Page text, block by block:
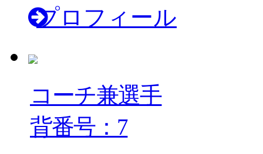
プロフィール
コーチ兼選手
背番号：7